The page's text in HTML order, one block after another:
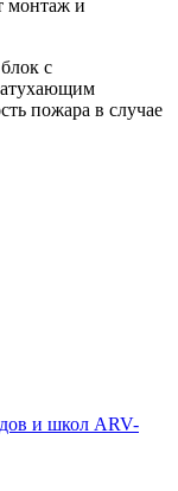
монтаж и
с
пожара в случае
и школ ARV-